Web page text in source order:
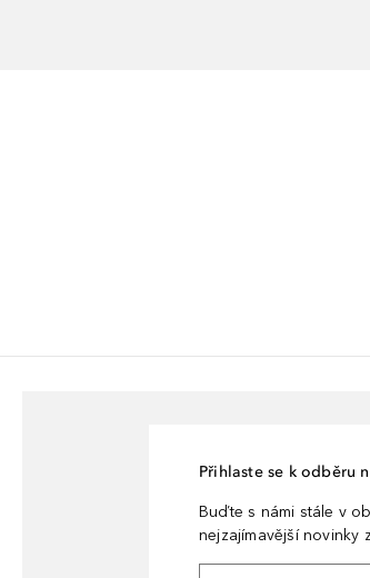
Přihlaste se k odběru
Buďte s námi stále v
nejzajímavější novinky